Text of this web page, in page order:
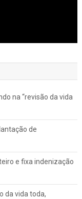
na “revisão da vida
de
e fixa indenização
da vida toda,